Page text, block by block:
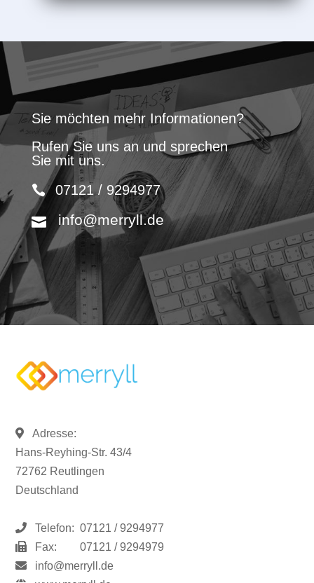
Sie möchten mehr Informationen?
Rufen Sie uns an und sprechen
Sie mit uns.
07121 / 9294977
info@merryll.de
Adresse:
Hans-Reyhing-Str. 43/4
72762 Reutlingen
Deutschland
Telefon: 07121 / 9294977
Fax:
07121 / 9294979
info@merryll.de